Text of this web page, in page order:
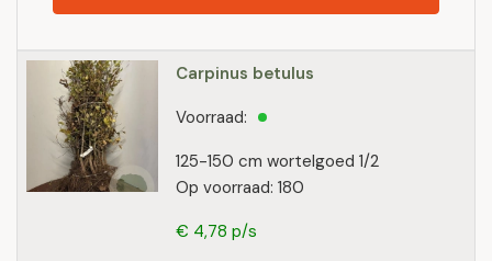
Carpinus betulus
125-150 cm wortelgoed 1/2
Op voorraad: 180
Voorraad:
€ 4,78 p/s